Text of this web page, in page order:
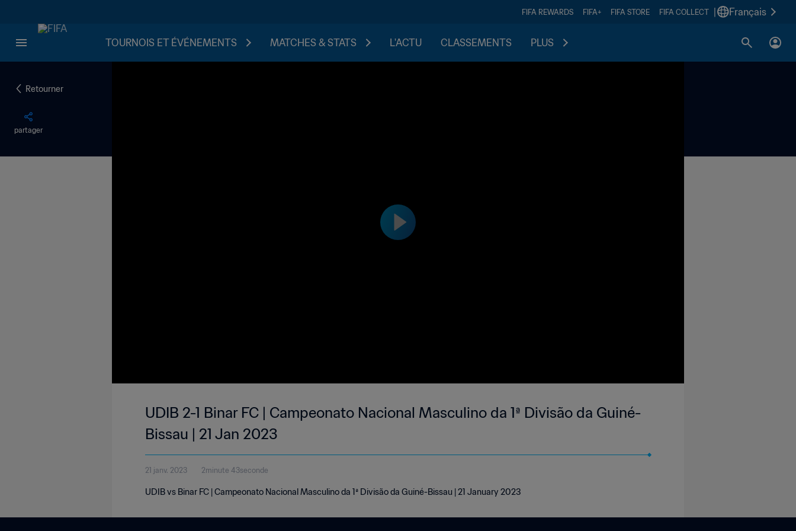
FIFA REWARDS FIFA+ FIFA STORE FIFA COLLECT Français
TOURNOIS ET ÉVÉNEMENTS MATCHES & STATS L'ACTU CLASSEMENTS PLUS
Retourner
partager
UDIB 2-1 Binar FC | Campeonato Nacional Masculino da 1ª Divisão da Guiné-
Bissau | 21 Jan 2023
21 janv. 2023 2minute 43seconde
UDIB vs Binar FC | Campeonato Nacional Masculino da 1ª Divisão da Guiné-Bissau | 21 January 2023